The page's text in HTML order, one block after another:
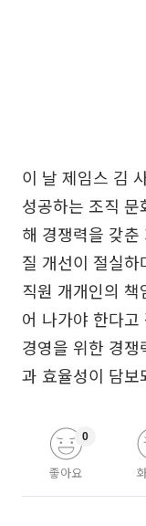
이 날 제임스 김
성공하는 조직
해 경쟁력을 갖
질 개선이 절실
직원 개개인의 책
어 나가야 한다
경영을 위한 경
과 효율성이 담
좋아요
0